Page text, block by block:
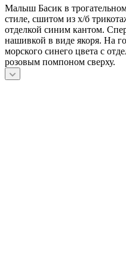
Малыш Басик в
стиле, сшитом из х/б
отделкой синим кантом.
нашивкой в виде якоря. На
морского синего цвета с
розовым помпоном сверху.